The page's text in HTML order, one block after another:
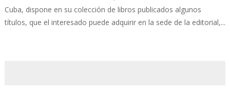
Cuba, dispone en su colección de libros publicados algunos
títulos, que el interesado puede adquirir en la sede de la editorial,...